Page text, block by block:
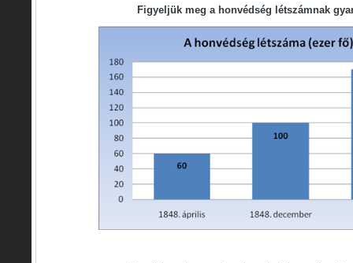
Figyeljük meg a honvédség létszámnak